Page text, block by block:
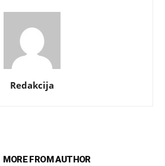
Redakcija
MORE FROM AUTHOR